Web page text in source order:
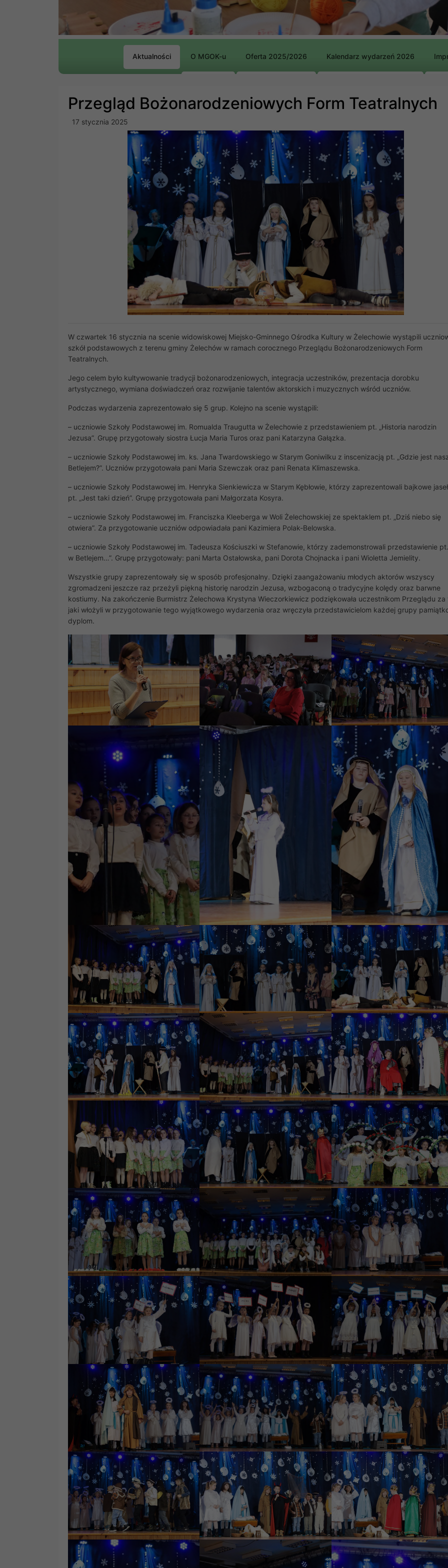
Aktualności O MGOK-u Oferta 2025/2026 Kalendarz wydarzeń 2026
Przegląd Bożonarodzeniowych Form Teatralnych
17 stycznia 2025
W czwartek 16 stycznia na scenie widowiskowej Miejsko-Gminnego Ośrodka Kultury w Żelechowie wystąpili
szkół podstawowych z terenu gminy Żelechów w ramach corocznego Przeglądu Bożonarodzeniowych Form
Teatralnych.
Jego celem było kultywowanie tradycji bożonarodzeniowych, integracja uczestników, prezentacja dorobku
artystycznego, wymiana doświadczeń oraz rozwijanie talentów aktorskich i muzycznych wśród uczniów.
Podczas wydarzenia zaprezentowało się 5 grup. Kolejno na scenie wystąpili:
– uczniowie Szkoły Podstawowej im. Romualda Traugutta w Żelechowie z przedstawieniem pt. „Historia narodzin
Jezusa”. Grupę przygotowały siostra Łucja Maria Turos oraz pani Katarzyna Gałązka.
– uczniowie Szkoły Podstawowej im. ks. Jana Twardowskiego w Starym Goniwilku z inscenizacją pt. „Gdzie jest
Betlejem?”. Uczniów przygotowała pani Maria Szewczak oraz pani Renata Klimaszewska.
– uczniowie Szkoły Podstawowej im. Henryka Sienkiewicza w Starym Kębłowie, którzy zaprezentowali bajkowe
pt. „Jest taki dzień”. Grupę przygotowała pani Małgorzata Kosyra.
– uczniowie Szkoły Podstawowej im. Franciszka Kleeberga w Woli Żelechowskiej ze spektaklem pt. „Dziś niebo się
otwiera”. Za przygotowanie uczniów odpowiadała pani Kazimiera Polak-Belowska.
– uczniowie Szkoły Podstawowej im. Tadeusza Kościuszki w Stefanowie, którzy zademonstrowali przedstawienie
w Betlejem…”. Grupę przygotowały: pani Marta Ostałowska, pani Dorota Chojnacka i pani Wioletta Jemielity.
Wszystkie grupy zaprezentowały się w sposób profesjonalny. Dzięki zaangażowaniu młodych aktorów wszyscy
zgromadzeni jeszcze raz przeżyli piękną historię narodzin Jezusa, wzbogaconą o tradycyjne kolędy oraz barwne
kostiumy. Na zakończenie Burmistrz Żelechowa Krystyna Wieczorkiewicz podziękowała uczestnikom Przeglądu za
jaki włożyli w przygotowanie tego wyjątkowego wydarzenia oraz wręczyła przedstawicielom każdej grupy
dyplom.